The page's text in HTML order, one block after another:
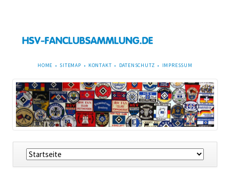
NAVIGATION
HOME SITEMAP KONTAKT DATENSCHUTZ IMPRESSUM
Navigation
überspringen